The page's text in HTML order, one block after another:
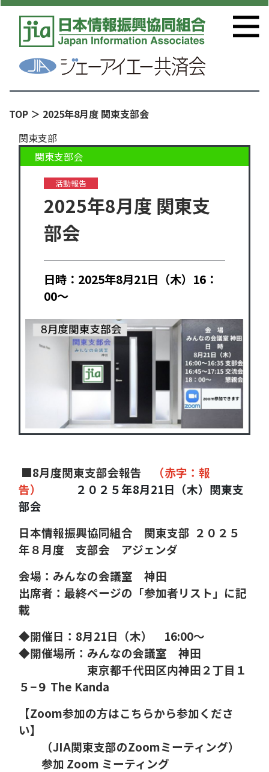
TOP ＞ 2025年8月度 関東支部会
関東支部
関東支部会
活動報告
2025年8月度 関東支
部会
日時：2025年8月21日（木）16：
00～
■8月度関東支部会報告 （赤字：報
告）
２０２５年8月21日（木）関東支
部会
日本情報振興協同組合 関東支部 ２０２５
年８月度 支部会 アジェンダ
会場：みんなの会議室 神田
出席者： 最終ページの「参加者リスト」に記
載
◆開催日： 8月21日（木） 16:00～
◆開催場所：みんなの会議室 神田
東京都千代田区内神田２丁目１
５−９ The Kanda
【Zoom参加の方はこちらから参加くださ
い】
（JIA関東支部のZoomミーティング）
参加 Zoom ミーティング